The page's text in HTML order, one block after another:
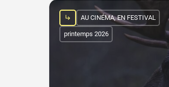
AU CINÉMA, EN FESTIVAL
printemps 2026